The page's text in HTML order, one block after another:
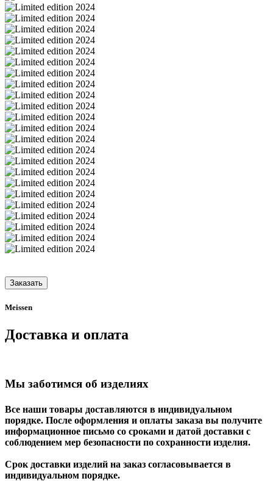
Заказать
Meissen
Доставка и оплата
Мы заботимся об изделиях
Все наши товары доставляются в индивидуальном
порядке. После оформления и оплаты заказа вы получите
информационное письмо со сроками и датой доставки с
соблюдением мер безопасности по сохранности изделия.
Срок доставки изделий на заказ согласовывается в
индивидуальном порядке.